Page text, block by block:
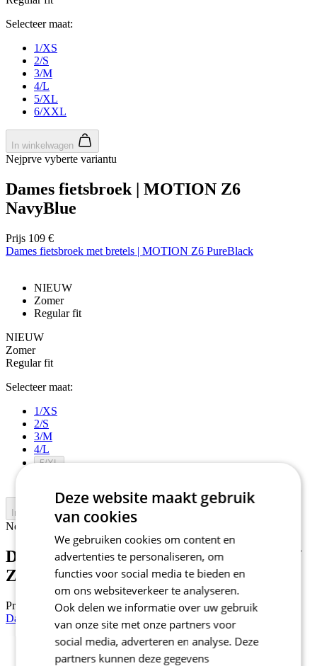
Selecteer maat:
1/XS
2/S
3/M
4/L
5/XL
6/XXL
In winkelwagen
Nejprve vyberte variantu
Dames fietsbroek | MOTION Z6
NavyBlue
Prijs 109 €
Dames fietsbroek met bretels | MOTION Z6 PureBlack
NIEUW
Zomer
Regular fit
NIEUW
Zomer
Regular fit
Selecteer maat:
1/XS
2/S
3/M
4/L
5/XL
In winkelwagen
Nejprve vyberte variantu
Dames fietsbroek met bretels | MOTION
Z6 PureBlack
Prijs
Dames fietsbroek met bretels | MOTION Z6 NavyBlue
NIEUW
Deze website maakt gebruik
van cookies
We gebruiken cookies om content en
advertenties te personaliseren, om
functies voor social media te bieden en
om ons websiteverkeer te analyseren.
Ook delen we informatie over uw gebruik
van onze site met onze partners voor
social media, adverteren en analyse. Deze
partners kunnen deze gegevens